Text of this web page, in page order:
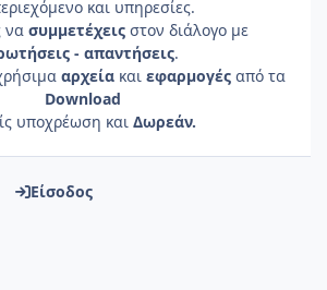
και υπηρεσίες.
να συμμετέχεις στον διάλογο με
- απαντήσεις.
αρχείακαι εφαρμογέςαπό τα
Download
υποχρέωση και Δωρεάν.
Είσοδος